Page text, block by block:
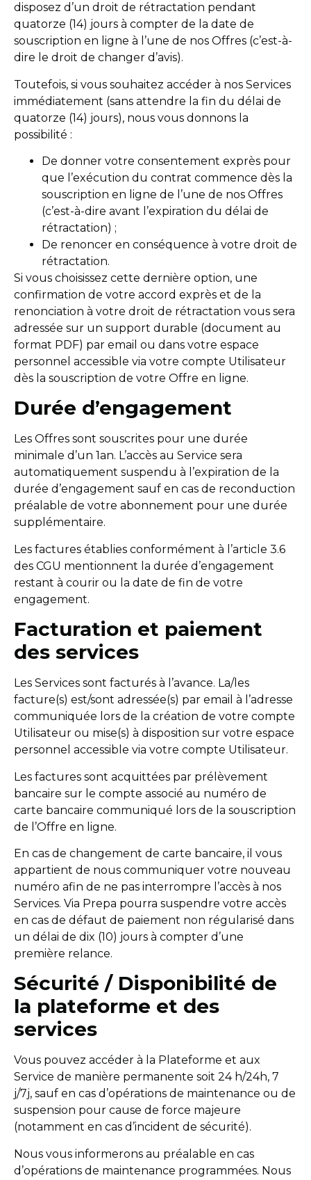
disposez d’un droit de rétractation pendant
quatorze (14) jours à compter de la date de
souscription en ligne à l’une de nos Offres (c’est-à-
dire le droit de changer d’avis).
Toutefois, si vous souhaitez accéder à nos Services
immédiatement (sans attendre la fin du délai de
quatorze (14) jours), nous vous donnons la
possibilité :
De donner votre consentement exprès pour
que l’exécution du contrat commence dès la
souscription en ligne de l’une de nos Offres
(c’est-à-dire avant l’expiration du délai de
rétractation) ;
De renoncer en conséquence à votre droit de
rétractation.
Si vous choisissez cette dernière option, une
confirmation de votre accord exprès et de la
renonciation à votre droit de rétractation vous sera
adressée sur un support durable (document au
format PDF) par email ou dans votre espace
personnel accessible via votre compte Utilisateur
dès la souscription de votre Offre en ligne.
Durée d’engagement
Les Offres sont souscrites pour une durée
minimale d’un 1an. L’accès au Service sera
automatiquement suspendu à l’expiration de la
durée d’engagement sauf en cas de reconduction
préalable de votre abonnement pour une durée
supplémentaire.
Les factures établies conformément à l’article 3.6
des CGU mentionnent la durée d’engagement
restant à courir ou la date de fin de votre
engagement.
Facturation et paiement
des services
Les Services sont facturés à l’avance. La/les
facture(s) est/sont adressée(s) par email à l’adresse
communiquée lors de la création de votre compte
Utilisateur ou mise(s) à disposition sur votre espace
personnel accessible via votre compte Utilisateur.
Les factures sont acquittées par prélèvement
bancaire sur le compte associé au numéro de
carte bancaire communiqué lors de la souscription
de l’Offre en ligne.
En cas de changement de carte bancaire, il vous
appartient de nous communiquer votre nouveau
numéro afin de ne pas interrompre l’accès à nos
Services. Via Prepa pourra suspendre votre accès
en cas de défaut de paiement non régularisé dans
un délai de dix (10) jours à compter d’une
première relance.
Sécurité / Disponibilité de
la plateforme et des
services
Vous pouvez accéder à la Plateforme et aux
Service de manière permanente soit 24 h/24h, 7
j/7j, sauf en cas d’opérations de maintenance ou de
suspension pour cause de force majeure
(notamment en cas d’incident de sécurité).
Nous vous informerons au préalable en cas
d’opérations de maintenance programmées. Nous